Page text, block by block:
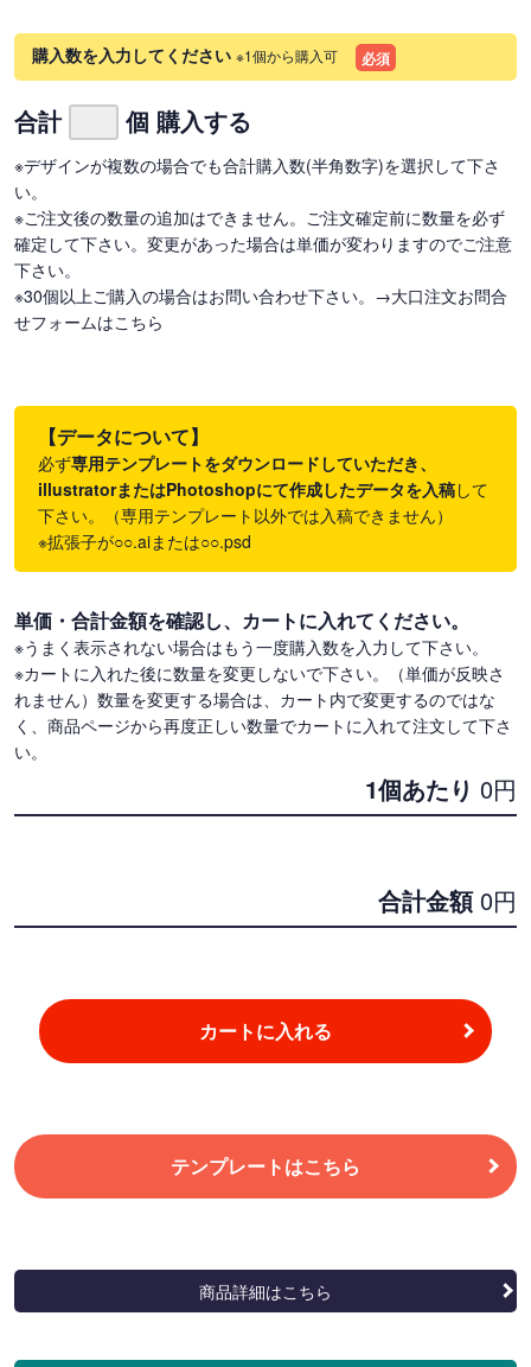
購入数を入力してください ※1個から購入可 必須
合計 個 購入する
※デザインが複数の場合でも合計購入数(半角数字)を選択して下さ
い。
※ご注文後の数量の追加はできません。ご注文確定前に数量を必ず
確定して下さい。変更があった場合は単価が変わりますのでご注意
下さい。
※30個以上ご購入の場合はお問い合わせ下さい。 →大口注文お問合
せフォームはこちら
【データについて】
必ず専用テンプレートをダウンロードしていただき、
illustratorまたはPhotoshopにて作成したデータを入稿して
下さい。（専用テンプレート以外では入稿できません）
※拡張子が○○.aiまたは○○.psd
単価・合計金額を確認し、カートに入れてください。
※うまく表示されない場合はもう一度購入数を入力して下さい。
※カートに入れた後に数量を変更しないで下さい。（単価が反映さ
れません）数量を変更する場合は、カート内で変更するのではな
く、商品ページから再度正しい数量でカートに入れて注文して下さ
い。
1個あたり 0円
合計金額 0円
カートに入れる
テンプレートはこちら
商品詳細はこちら